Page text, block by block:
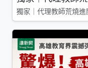
獨家｜代理教師荒燒